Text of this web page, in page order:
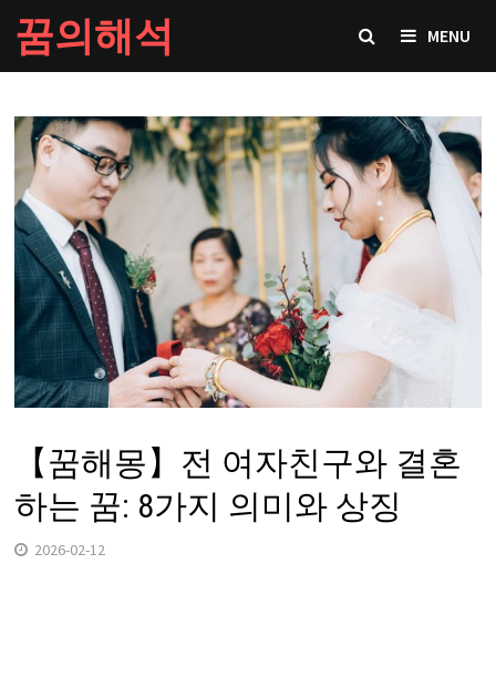
Skip
to
content
꿈의해석 MENU
【꿈해몽】전 여자친구와 결혼
하는 꿈: 8가지 의미와 상징
2026-02-12